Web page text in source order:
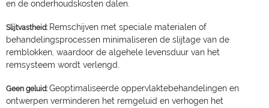
en de onderhoudskosten dalen.
Slijtvastheid: Remschijven met speciale materialen of
behandelingsprocessen minimaliseren de slijtage van de
remblokken, waardoor de algehele levensduur van het
remsysteem wordt verlengd.
Geen geluid: Geoptimaliseerde oppervlaktebehandelingen en
ontwerpen verminderen het remgeluid en verhogen het